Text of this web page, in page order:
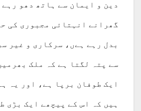
دین و ایمان سے ہاتھ دھو رہے
گھرانے انہتائی مجبوری کی
بدل رہے ہےں، سرکاری و غیر
سے پتہ لگتا ہے کہ ملک
ایک طوفان برپا ہے، اور یہ
ہیں کہ اس کے پیچھے ایک بڑی